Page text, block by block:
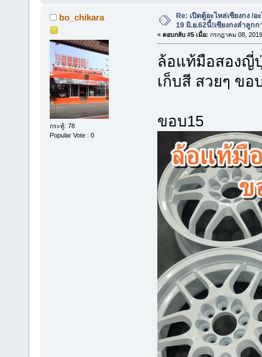
bo_chikara
กระทู้: 78
Popular Vote : 0
Re: เปิดตู้อะไหล่เซียงกง /
19 มิ.ย.62นี้!เซียงกงลำลูกก
« ตอบกลับ #5 เมื่อ: กรกฎาคม 08,
ล้อแท้มือสองญี่
เก็บสี สวยๆ
ขอบ15